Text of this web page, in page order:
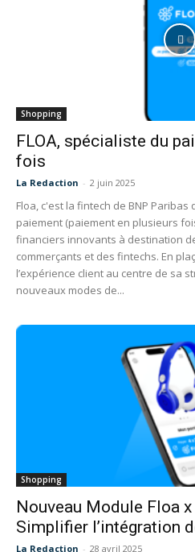
Shopping
FLOA, spécialiste du
fois
La Redaction - 2 juin 2025
Floa, c'est la fintech de BNP
paiement (paiement en plusieurs
financiers innovants à destination
commerçants et des fintechs. En
l’expérience client au centre de sa
nouveaux modes de...
Shopping
Nouveau Module Floa
Simplifier l’intégration
La Redaction - 28 avril 2025